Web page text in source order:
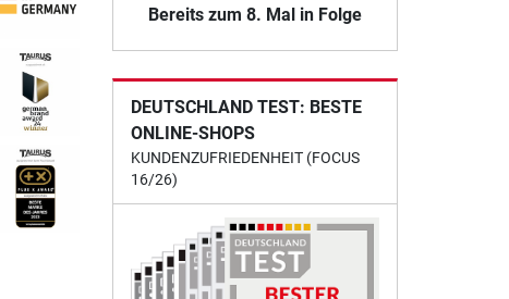
Bereits zum 8. Mal in Folge
DEUTSCHLAND TEST: BESTE
ONLINE-SHOPS
KUNDENZUFRIEDENHEIT (FOCUS
16/26)